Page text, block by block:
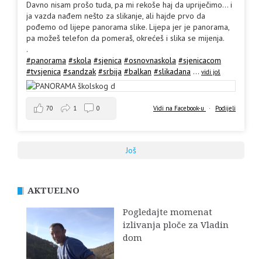
Davno nisam prošo tuda, pa mi rekoše haj da upriječimo... i
ja vazda nađem nešto za slikanje, ali hajde prvo da
pođemo od lijepe panorama slike. Lijepa jer je panorama,
pa možeš telefon da pomeraš, okrećeš i slika se mijenja.
.
#panorama #skola #sjenica #osnovnaskola #sjenicacom
#tvsjenica #sandzak #srbija #balkan #slikadana ... vidi još
Vidi na Facebook-u · Podijeli
70 1 0
Još
AKTUELNO
Pogledajte momenat
izlivanja ploče za Vladin
dom